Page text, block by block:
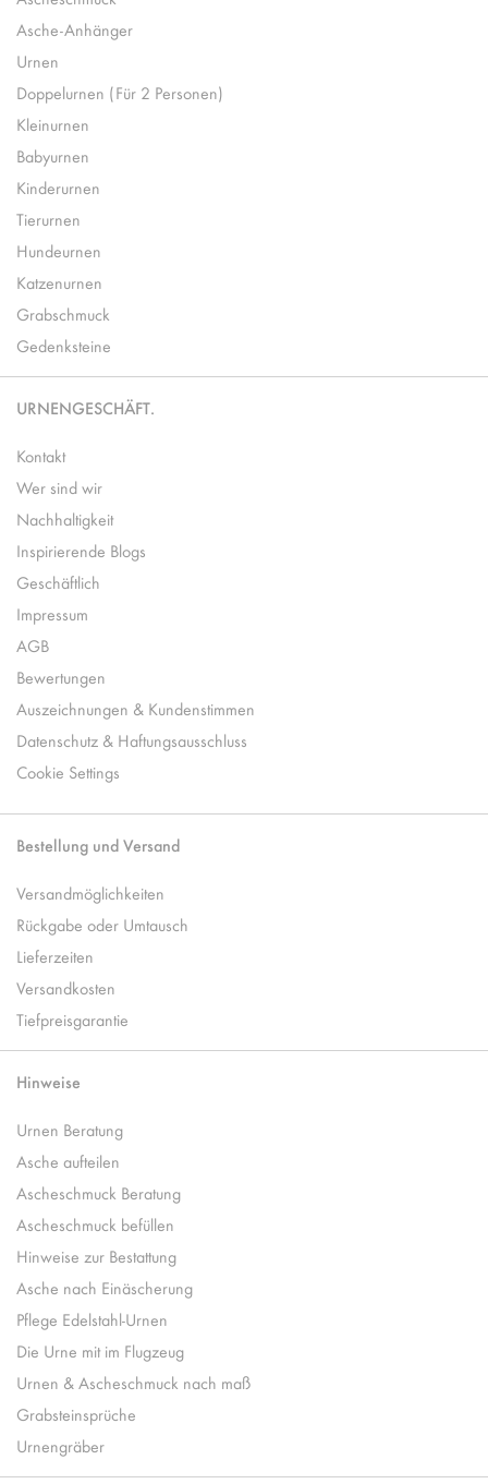
Asche-Anhänger
Urnen
Doppelurnen (Für 2 Personen)
Kleinurnen
Babyurnen
Kinderurnen
Tierurnen
Hundeurnen
Katzenurnen
Grabschmuck
Gedenksteine
URNENGESCHÄFT.
Kontakt
Wer sind wir
Nachhaltigkeit
Inspirierende Blogs
Geschäftlich
Impressum
AGB
Bewertungen
Auszeichnungen & Kundenstimmen
Datenschutz & Haftungsausschluss
Cookie Settings
Bestellung und Versand
Versandmöglichkeiten
Rückgabe oder Umtausch
Lieferzeiten
Versandkosten
Tiefpreisgarantie
Hinweise
Urnen Beratung
Asche aufteilen
Ascheschmuck Beratung
Ascheschmuck befüllen
Hinweise zur Bestattung
Asche nach Einäscherung
Pflege Edelstahl-Urnen
Die Urne mit im Flugzeug
Urnen & Ascheschmuck nach maß
Grabsteinsprüche
Urnengräber